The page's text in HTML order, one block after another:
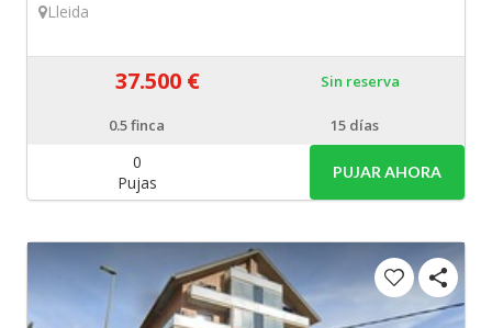
Lleida
37.500 € Sin reserva
0.5finca 15 días
0
Pujas
PUJAR AHORA